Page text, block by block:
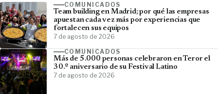
COMUNICADOS
Team building en Madrid; por qué las empresas
apuestan cada vez más por experiencias que
fortalecen sus equipos
7 de agosto de 2026
COMUNICADOS
Más de 5.000 personas celebraron en Teror el
30.º aniversario de su Festival Latino
7 de agosto de 2026